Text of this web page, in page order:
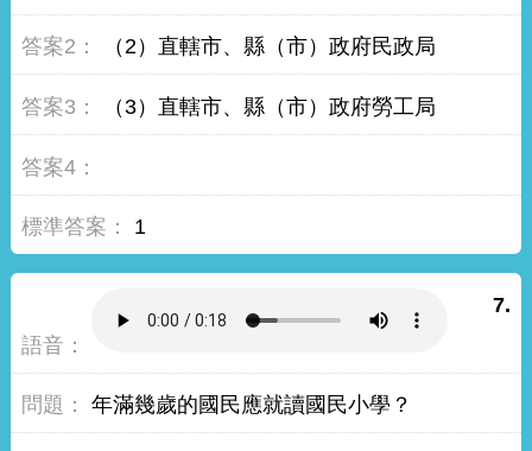
（2）直轄市、縣（市）政府民政局
（3）直轄市、縣（市）政府勞工局
1
7.
年滿幾歲的國民應就讀國民小學？